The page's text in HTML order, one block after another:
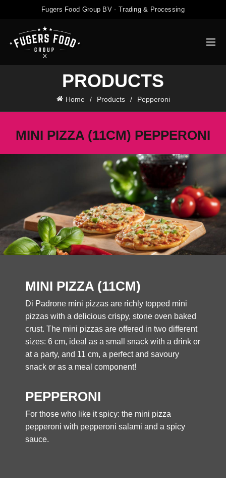
Fugers Food Group BV - Trading & Processing
PRODUCTS
Home Products Pepperoni
MINI PIZZA (11CM) PEPPERONI
MINI PIZZA (11CM)
Di Padrone mini pizzas are richly topped mini
pizzas with a delicious crispy, stone oven baked
crust. The mini pizzas are offered in two different
sizes: 6 cm, ideal as a small snack with a drink or
at a party, and 11 cm, a perfect and savoury
snack or as a meal component!
PEPPERONI
For those who like it spicy: the mini pizza
pepperoni with pepperoni salami and a spicy
sauce.